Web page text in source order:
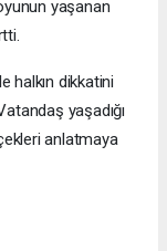
yaşanan
halkın dikkatini
yaşadığı
anlatmaya